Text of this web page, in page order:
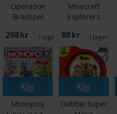
Operation
Brädspel
298 SEK I lager: 4
Minecraft
Explorers
88 SEK I lager:
Köp
Monopoly
Köp
Dobble Super